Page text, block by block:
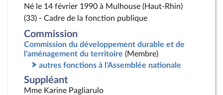
Né le 14 février 1990 à Mulhouse (Haut-Rhin)
(33) - Cadre de la fonction publique
Commission
Commission du développement durable et de
l'aménagement du territoire (Membre)
autres fonctions à l'Assemblée nationale
Suppléant
Mme Karine Pagliarulo